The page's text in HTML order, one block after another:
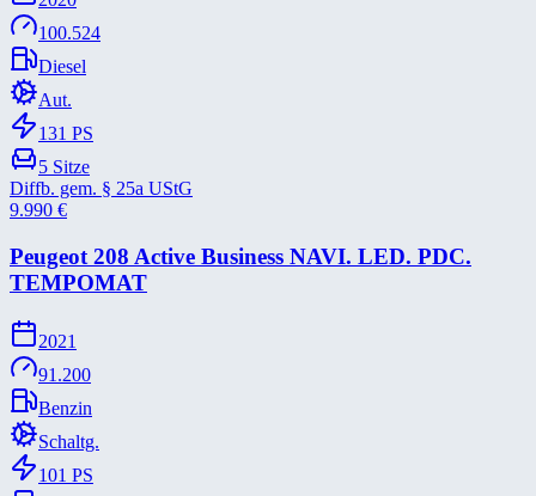
100.524
Diesel
Aut.
131 PS
5 Sitze
Diffb. gem. § 25a UStG
9.990 €
Peugeot 208 Active Business NAVI. LED. PDC.
TEMPOMAT
2021
91.200
Benzin
Schaltg.
101 PS